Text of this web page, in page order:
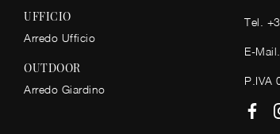
UFFICIO
Arredo Ufficio
OUTDOOR
Arredo Giardino
Tel.
E-Mail.
P.IVA